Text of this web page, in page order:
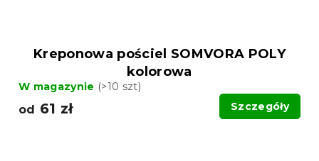
Kreponowa pościel SOMVORA POLY
kolorowa
W magazynie (>10 szt)
od 61 zł Szczegóły